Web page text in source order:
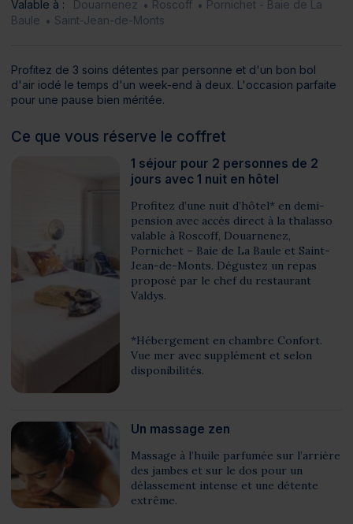
Valable à : Douarnenez Roscoff
Pornichet - Baie de La
Baule
Saint-Jean-de-Monts
Profitez de 3 soins détentes par personne et d'un bon bol
d'air iodé le temps d'un week-end à deux. L'occasion parfaite
pour une pause bien méritée.
Ce que vous réserve le coffret
1 séjour pour 2 personnes de 2
jours avec 1 nuit en hôtel
Profitez d’une nuit d’hôtel* en demi-
pension avec accès direct à la thalasso
valable à Roscoff, Douarnenez,
Pornichet – Baie de La Baule et Saint-
Jean-de-Monts. Dégustez un repas
proposé par le chef du restaurant
Valdys.
*Hébergement en chambre Confort.
Vue mer avec supplément et selon
disponibilités.
Un massage zen
Massage à l’huile parfumée sur l’arrière
des jambes et sur le dos pour un
délassement intense et une détente
extrême.